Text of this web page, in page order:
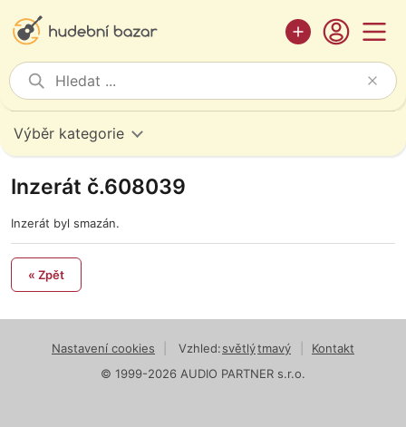
Výběr kategorie
Inzerát č.608039
Inzerát byl smazán.
« Zpět
Nastavení cookies Vzhled:světlýtmavý
Kontakt
© 1999-2026 AUDIO PARTNER s.r.o.